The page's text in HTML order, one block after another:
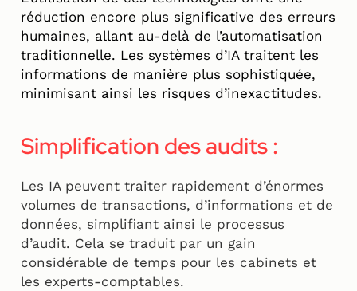
réduction encore plus significative des erreurs
humaines, allant au-delà de l’automatisation
traditionnelle. Les systèmes d’IA traitent les
informations de manière plus sophistiquée,
minimisant ainsi les risques d’inexactitudes.
Simplification des audits :
Les IA peuvent traiter rapidement d’énormes
volumes de transactions, d’informations et de
données, simplifiant ainsi le processus
d’audit. Cela se traduit par un gain
considérable de temps pour les cabinets et
les experts-comptables.